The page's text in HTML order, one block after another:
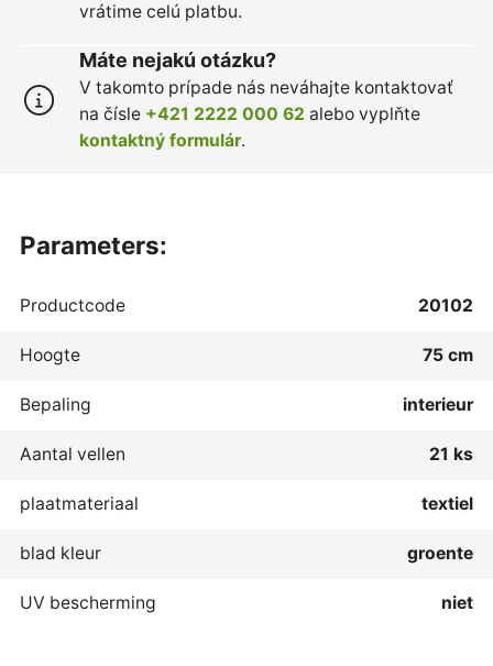
vrátime celú platbu.
Máte nejakú otázku?
V takomto prípade nás neváhajte kontaktovať
na čísle +421 2222 000 62 alebo vyplňte
kontaktný formulár.
parameters:
Productcode 20102
Hoogte 75 cm
Bepaling interieur
Aantal vellen 21 ks
plaatmateriaal textiel
blad kleur groente
UV bescherming niet